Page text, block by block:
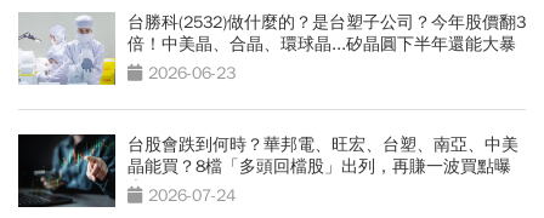
台勝科(2532)做什麼的？是台塑子公司？今年股價翻3
倍！中美晶、合晶、環球晶...矽晶圓下半年還能大暴
漲？2026-06-23
台股會跌到何時？華邦電、旺宏、台塑、南亞、中美
晶能買？8檔「多頭回檔股」出列，再賺一波買點曝
光 2026-07-24